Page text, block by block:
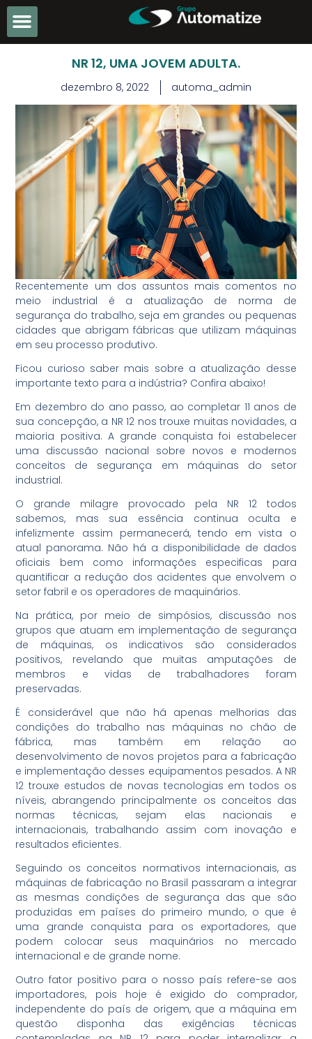
NR 12, UMA JOVEM ADULTA.
dezembro 8, 2022 automa_admin
Recentemente um dos assuntos mais comentos no
meio industrial é a atualização de norma de
segurança do trabalho, seja em grandes ou pequenas
cidades que abrigam fábricas que utilizam máquinas
em seu processo produtivo.
Ficou curioso saber mais sobre a atualização desse
importante texto para a indústria? Confira abaixo!
Em dezembro do ano passo, ao completar 11 anos de
sua concepção, a NR 12 nos trouxe muitas novidades, a
maioria positiva. A grande conquista foi estabelecer
uma discussão nacional sobre novos e modernos
conceitos de segurança em máquinas do setor
industrial.
O grande milagre provocado pela NR 12 todos
sabemos, mas sua essência continua oculta e
infelizmente assim permanecerá, tendo em vista o
atual panorama. Não há a disponibilidade de dados
oficiais bem como informações especificas para
quantificar a redução dos acidentes que envolvem o
setor fabril e os operadores de maquinários.
Na prática, por meio de simpósios, discussão nos
grupos que atuam em implementação de segurança
de máquinas, os indicativos são considerados
positivos, revelando que muitas amputações de
membros e vidas de trabalhadores foram
preservadas.
É considerável que não há apenas melhorias das
condições do trabalho nas máquinas no chão de
fábrica, mas também em relação ao
desenvolvimento de novos projetos para a fabricação
e implementação desses equipamentos pesados. A NR
12 trouxe estudos de novas tecnologias em todos os
níveis, abrangendo principalmente os conceitos das
normas técnicas, sejam elas nacionais e
internacionais, trabalhando assim com inovação e
resultados eficientes.
Seguindo os conceitos normativos internacionais, as
máquinas de fabricação no Brasil passaram a integrar
as mesmas condições de segurança das que são
produzidas em países do primeiro mundo, o que é
uma grande conquista para os exportadores, que
podem colocar seus maquinários no mercado
internacional e de grande nome.
Outro fator positivo para o nosso país refere-se aos
importadores, pois hoje é exigido do comprador,
independente do país de origem, que a máquina em
questão disponha das exigências técnicas